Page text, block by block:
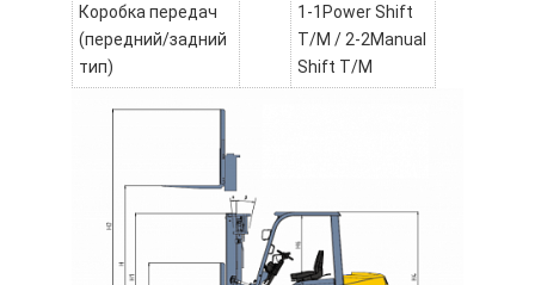
Коробка передач
(передний/задний
тип)
1-1Power Shift
T/M / 2-2Manual
Shift T/M